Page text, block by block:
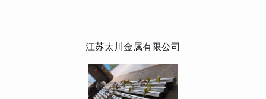
江苏太川金属有限公司